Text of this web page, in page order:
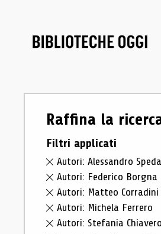
Raffina la
Filtri applicati
Autori: Alessandro
Autori: Federico Borgna
Autori: Matteo Corradini
Autori: Michela Ferrero
Autori: Stefania Chiavero